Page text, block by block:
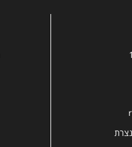
אליטה רהיטים - החרושת 89 נצרת